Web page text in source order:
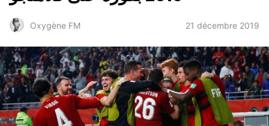
Oxygène FM 21 décembre 2019